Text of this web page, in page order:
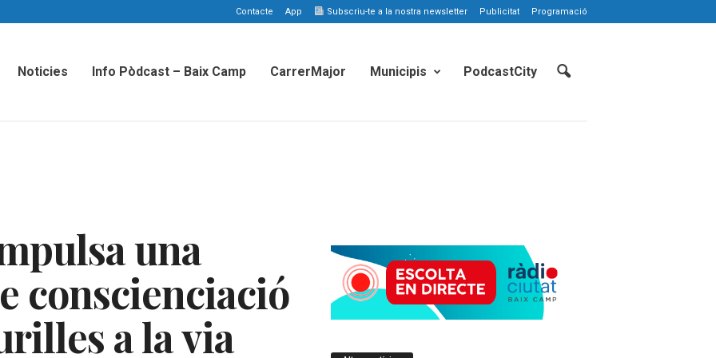
Contacte App Subscriu-te a la nostra newsletter Publicitat Programació
Noticies Info Pòdcast – Baix Camp CarrerMajor Municipis PodcastCity
una
conscienciació
a la via